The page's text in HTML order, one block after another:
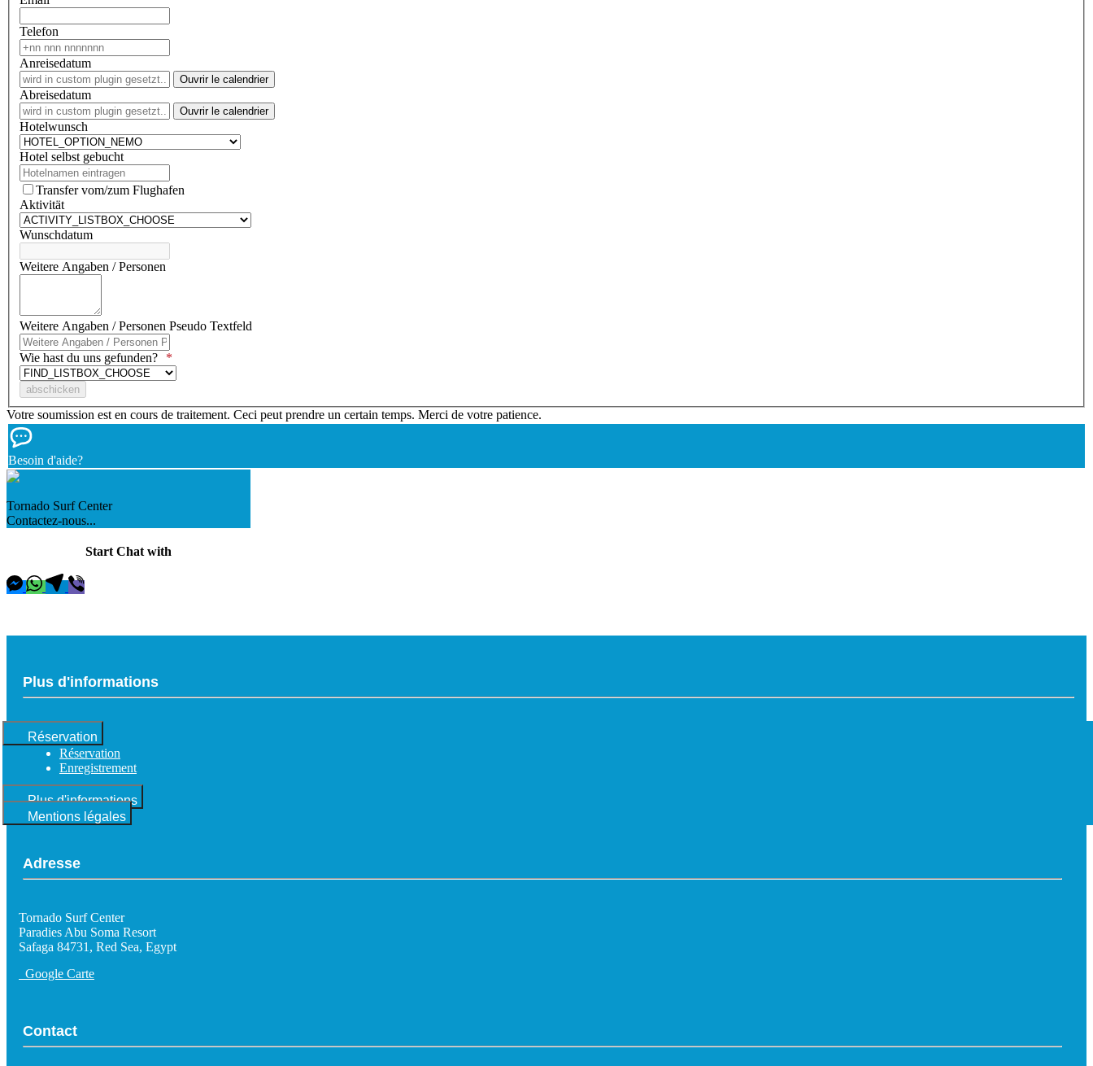
Telefon
Anreisedatum
Ouvrir le calendrier
Abreisedatum
Ouvrir le calendrier
Hotelwunsch
Hotel selbst gebucht
Transfer vom/zum Flughafen
Aktivität
Wunschdatum
Weitere Angaben / Personen
Weitere Angaben / Personen Pseudo Textfeld
Wie hast du uns gefunden?
Votre soumission est en cours de traitement. Ceci peut prendre un certain temps. Merci de votre patience.
Besoin d'aide?
Tornado Surf Center
Contactez-nous...
Start Chat with
Plus d'informations
Réservation
Réservation
Enregistrement
Plus d'informations
Mentions légales
Adresse
Tornado Surf Center
Paradies Abu Soma Resort
Safaga 84731, Red Sea, Egypt
Google Carte
Contact